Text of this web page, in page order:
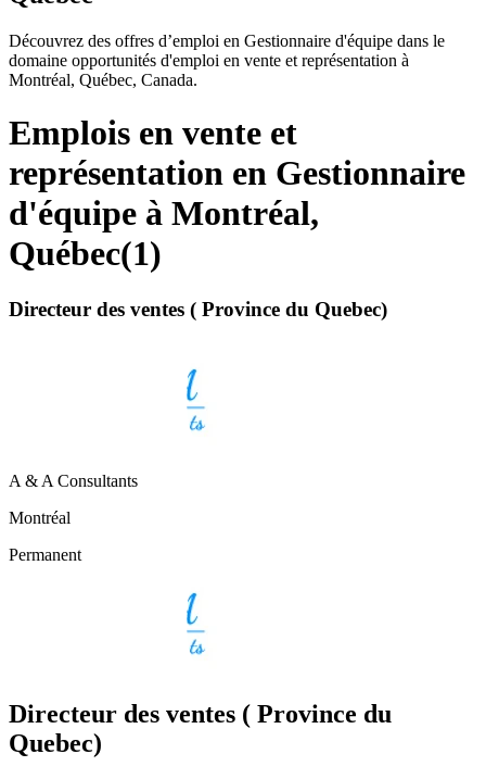
Découvrez des offres d’emploi en Gestionnaire d'équipe dans le
domaine opportunités d'emploi en vente et représentation à
Montréal, Québec, Canada.
Emplois en vente et
représentation en Gestionnaire
d'équipe à Montréal,
Québec(1)
Directeur des ventes ( Province du Quebec)
A & A Consultants
Montréal
Permanent
Directeur des ventes ( Province du
Quebec)